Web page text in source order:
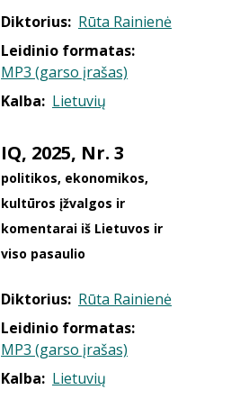
Diktorius: Rūta Rainienė
Leidinio formatas:
MP3 (garso įrašas)
Kalba: Lietuvių
IQ, 2025, Nr. 3
politikos, ekonomikos,
kultūros įžvalgos ir
komentarai iš Lietuvos ir
viso pasaulio
Diktorius: Rūta Rainienė
Leidinio formatas:
MP3 (garso įrašas)
Kalba: Lietuvių